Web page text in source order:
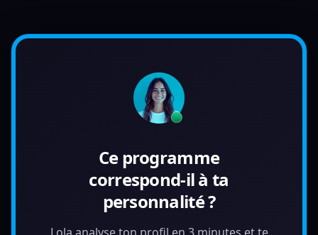
Ce programme
correspond-il à ta
personnalité ?